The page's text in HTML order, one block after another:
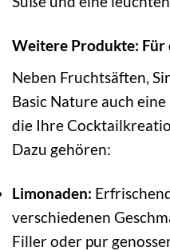
Weitere Produkte: Für
Neben Fruchtsäften,
Basic Nature auch
die Ihre
Dazu gehören:
Limonaden:
verschiedenen
Filler oder pur